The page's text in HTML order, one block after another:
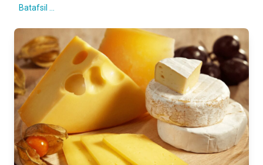
Batafsil ...